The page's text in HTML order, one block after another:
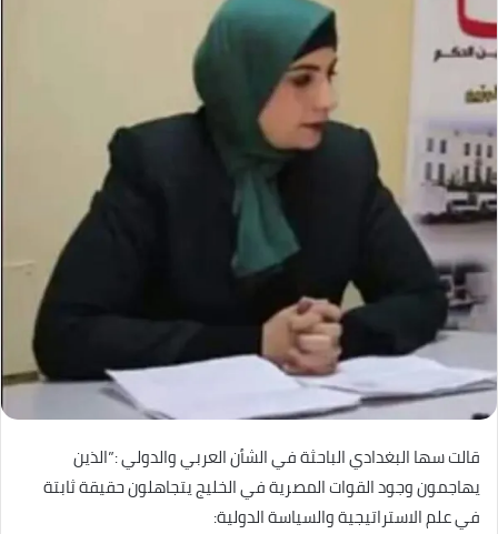
قالت سها البغدادي الباحثة في الشأن العربي والدولي :”الذين
يهاجمون وجود القوات المصرية في الخليج يتجاهلون حقيقة ثابتة
في علم الاستراتيجية والسياسة الدولية: